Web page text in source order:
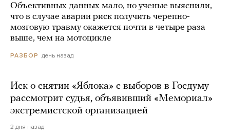
Объективных данных мало, но ученые выяснили,
что в случае аварии риск получить черепно-
мозговую травму окажется почти в четыре раза
выше, чем на мотоцикле
РАЗБОР день назад
Иск о снятии «Яблока» с выборов в Госдуму
рассмотрит судья, объявивший «Мемориал»
экстремистской организацией
2 дня назад